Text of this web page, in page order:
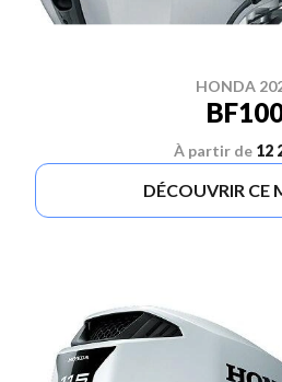
HONDA
À partir de 12
DÉCOUVRIR CE